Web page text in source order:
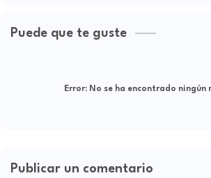
Puede que te guste
Error:No se ha encontrado ningún
Publicar un comentario